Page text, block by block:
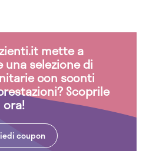
mette a
una selezione di
con sconti
Scoprile
ora!
coupon